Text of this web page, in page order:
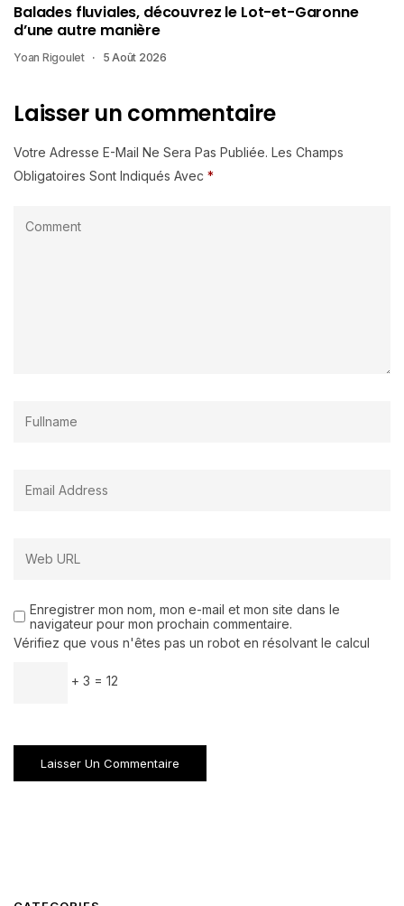
Balades fluviales, découvrez le Lot-et-Garonne
d’une autre manière
Yoan Rigoulet 5 Août 2026
Laisser un commentaire
Votre Adresse E-Mail Ne Sera Pas Publiée. Les Champs
Obligatoires Sont Indiqués Avec *
Enregistrer mon nom, mon e-mail et mon site dans le
navigateur pour mon prochain commentaire.
Vérifiez que vous n'êtes pas un robot en résolvant le calcul
+ 3 = 12